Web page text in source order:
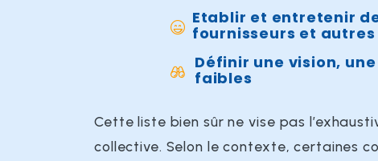
Etablir et entretenir
fournisseurs et
Définir une vision,
faibles
Cette liste bien sûr ne vise pas
collective. Selon le contexte, certaines